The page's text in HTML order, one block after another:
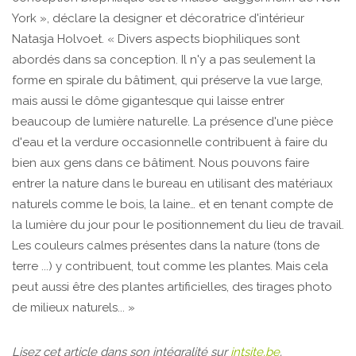
York », déclare la designer et décoratrice d'intérieur
Natasja Holvoet. « Divers aspects biophiliques sont
abordés dans sa conception. Il n'y a pas seulement la
forme en spirale du bâtiment, qui préserve la vue large,
mais aussi le dôme gigantesque qui laisse entrer
beaucoup de lumière naturelle. La présence d'une pièce
d'eau et la verdure occasionnelle contribuent à faire du
bien aux gens dans ce bâtiment. Nous pouvons faire
entrer la nature dans le bureau en utilisant des matériaux
naturels comme le bois, la laine… et en tenant compte de
la lumière du jour pour le positionnement du lieu de travail.
Les couleurs calmes présentes dans la nature (tons de
terre ...) y contribuent, tout comme les plantes. Mais cela
peut aussi être des plantes artificielles, des tirages photo
de milieux naturels... »
Lisez cet article dans son intégralité surintsite.be.